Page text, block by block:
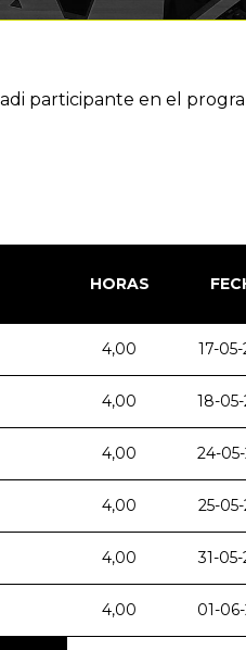
participante en el
HORAS
4,00 17-
4,00 18-
4,00 24-
4,00 25-
4,00 31-
4,00 01-